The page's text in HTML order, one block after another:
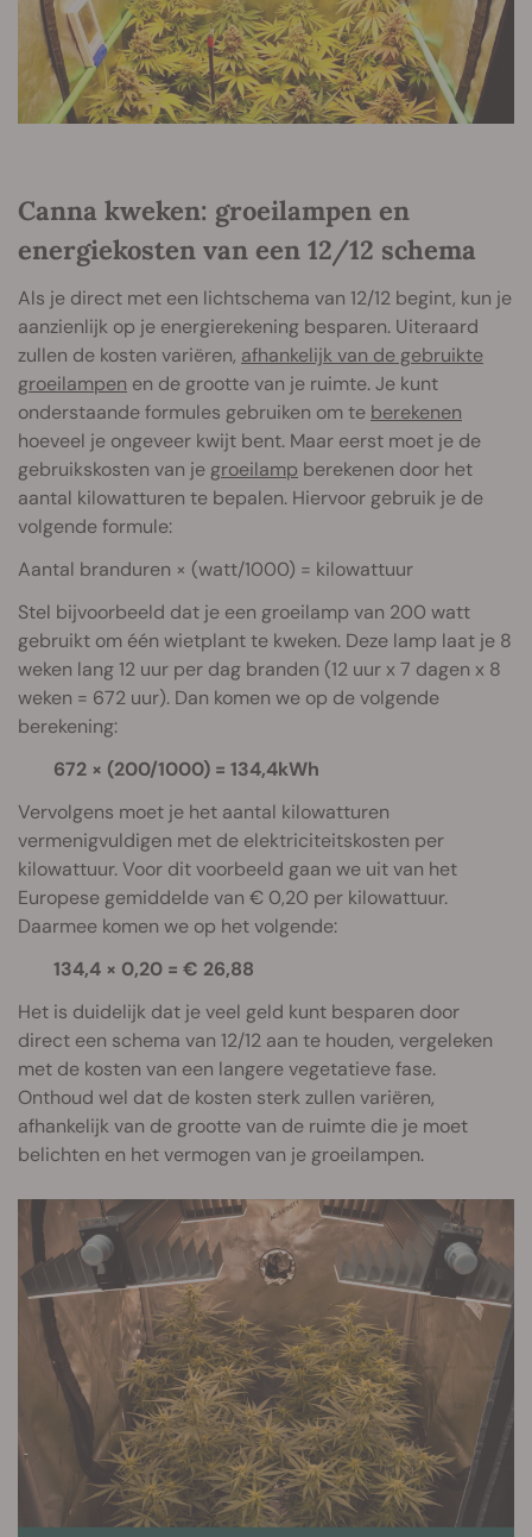
Canna kweken: groeilampen en
energiekosten van een 12/12 schema
Als je direct met een lichtschema van 12/12 begint, kun je
aanzienlijk op je energierekening besparen. Uiteraard
zullen de kosten variëren, afhankelijk van de gebruikte
groeilampen en de grootte van je ruimte. Je kunt
onderstaande formules gebruiken om te berekenen
hoeveel je ongeveer kwijt bent. Maar eerst moet je de
gebruikskosten van je groeilamp berekenen door het
aantal kilowatturen te bepalen. Hiervoor gebruik je de
volgende formule:
Aantal branduren × (watt/1000) = kilowattuur
Stel bijvoorbeeld dat je een groeilamp van 200 watt
gebruikt om één wietplant te kweken. Deze lamp laat je 8
weken lang 12 uur per dag branden (12 uur x 7 dagen x 8
weken = 672 uur). Dan komen we op de volgende
berekening:
672 × (200/1000) = 134,4kWh
Vervolgens moet je het aantal kilowatturen
vermenigvuldigen met de elektriciteitskosten per
kilowattuur. Voor dit voorbeeld gaan we uit van het
Europese gemiddelde van € 0,20 per kilowattuur.
Daarmee komen we op het volgende:
134,4 × 0,20 = € 26,88
Het is duidelijk dat je veel geld kunt besparen door
direct een schema van 12/12 aan te houden, vergeleken
met de kosten van een langere vegetatieve fase.
Onthoud wel dat de kosten sterk zullen variëren,
afhankelijk van de grootte van de ruimte die je moet
belichten en het vermogen van je groeilampen.